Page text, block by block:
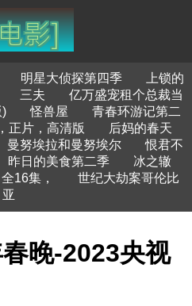
明星大侦探第四季
上锁的
三夫
亿万盛宠租个总裁当
) 怪兽屋
青春环游记第二
正片，高清版
后妈的春天
曼努埃拉和曼努埃尔
恨君不
昨日的美食第二季
冰之辙
16集，
世纪大劫案哥伦比
亚
晚-2023央视